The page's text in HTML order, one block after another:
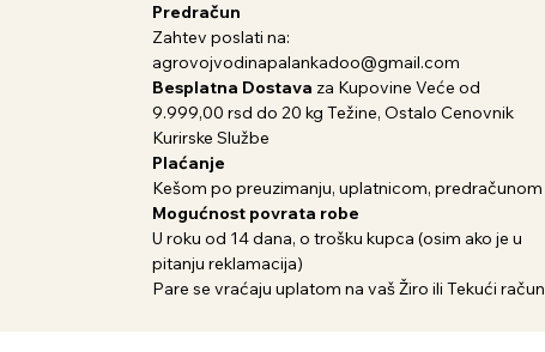
Predračun
Zahtev poslati na:
agrovojvodinapalankadoo@gmail.com
Besplatna Dostava za Kupovine Veće od
9.999,00 rsd do 20 kg Težine, Ostalo Cenovnik
Kurirske Službe
Plaćanje
Kešom po preuzimanju, uplatnicom, predračunom
Mogućnost povrata robe
U roku od 14 dana, o trošku kupca (osim ako je u
pitanju reklamacija)
Pare se vraćaju uplatom na vaš Žiro ili Tekući račun